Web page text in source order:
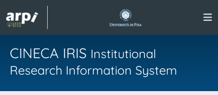
CINECA IRIS Institutional
Research Information System